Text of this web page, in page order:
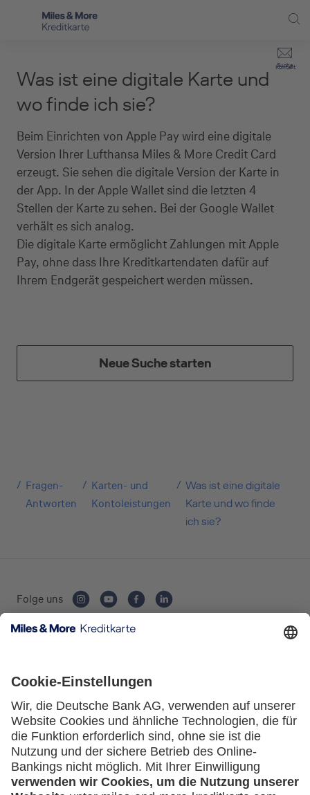
Direkt zur Suche (Enter drücken)
Kontakt
Suche
Selbstständige
Service
Schritt für Schritt zur neuen Karte
Kreditkarte empfehlen
Kreditkarten-Banking
Kreditkarte beantragen
Was ist eine digitale Karte und
wo finde ich sie?
Beim Einrichten von Apple Pay wird eine digitale
Version Ihrer Lufthansa Miles & More Credit Card
erzeugt. Sie sehen die digitale Version der Karte in
der App. In der Apple Wallet sind die letzten 4
Stellen der Karte zu sehen. Bei der Google Wallet
verhält es sich analog.
Die digitale Karte ermöglicht Zahlungen mit Apple
Pay, ohne dass Ihre Kreditkartendaten dafür auf
Ihrem Endgerät gespeichert werden müssen.
Neue Suche starten
Fragen-
Antworten
Karten- und
Kontoleistungen
Was ist eine digitale
Karte und wo finde
ich sie?
Folge uns
Service
geschäftliche Nutzung? Oder möchten Sie
Kreditkarten für Ihr Unternehmen beantragen?
Über die Auswahl gelangen Sie direkt in den
Selbstständige
(z.B. Gewerbetreibender, Handwerker,
Freiberufler)